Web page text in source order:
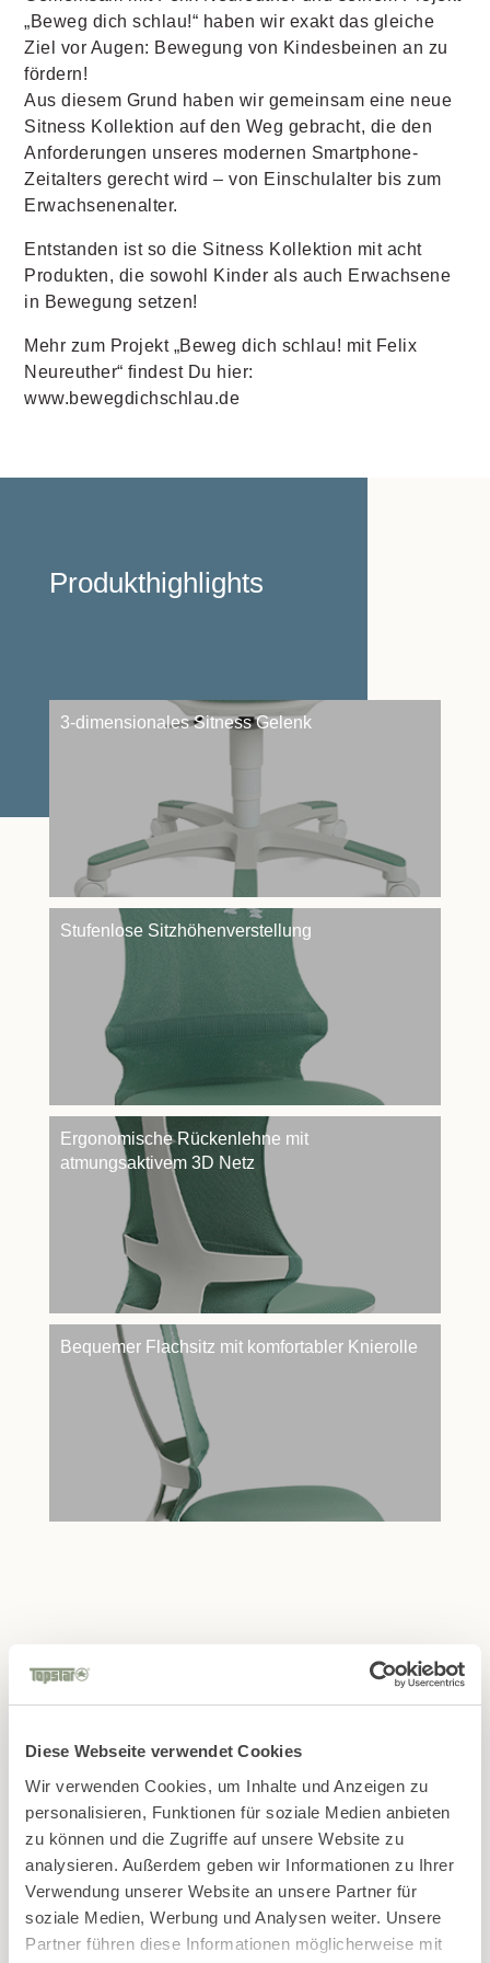
Diese Webseite verwendet Cookies
Wir verwenden Cookies, um Inhalte und Anzeigen zu
personalisieren, Funktionen für soziale Medien anbieten
zu können und die Zugriffe auf unsere Website zu
analysieren. Außerdem geben wir Informationen zu Ihrer
Verwendung unserer Website an unsere Partner für
soziale Medien, Werbung und Analysen weiter. Unsere
Partner führen diese Informationen möglicherweise mit
„Beweg dich schlau!“ haben wir exakt das gleiche
Ziel vor Augen: Bewegung von Kindesbeinen an zu
fördern!
Aus diesem Grund haben wir gemeinsam eine neue
Sitness Kollektion auf den Weg gebracht, die den
Anforderungen unseres modernen Smartphone-
Zeitalters gerecht wird – von Einschulalter bis zum
Erwachsenenalter.
Entstanden ist so die Sitness Kollektion mit acht
Produkten, die sowohl Kinder als auch Erwachsene
in Bewegung setzen!
Mehr zum Projekt „Beweg dich schlau! mit Felix
Neureuther“ ﬁndest Du hier:
www.bewegdichschlau.de
Produkthighlights
3-dimensionales Sitness Gelenk
Stufenlose Sitzhöhenverstellung
Ergonomische Rückenlehne mit
atmungsaktivem 3D Netz
Bequemer Flachsitz mit komfortabler Knierolle
Finde den passenden
Handelspartner in Deiner
Nähe!
Zur Händlersuche